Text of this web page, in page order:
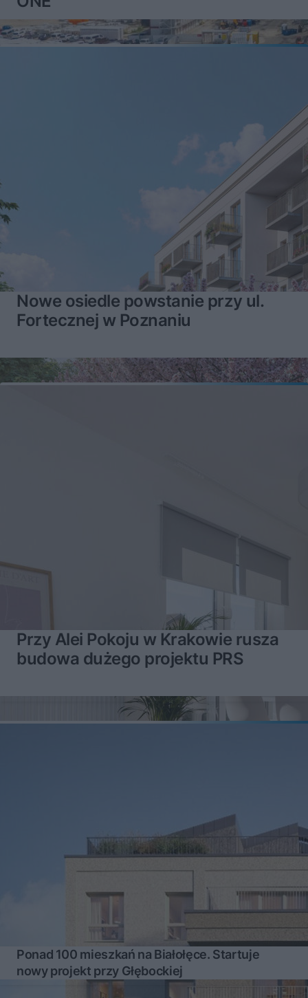
Nowe osiedle powstanie przy ul.
Fortecznej w Poznaniu
Przy Alei Pokoju w Krakowie rusza
budowa dużego projektu PRS
Ponad 100 mieszkań na Białołęce. Startuje
nowy projekt przy Głębockiej